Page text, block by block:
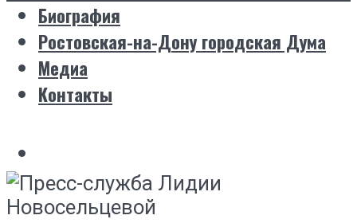
Биография
Ростовская-на-Дону городская Дума
Медиа
Контакты